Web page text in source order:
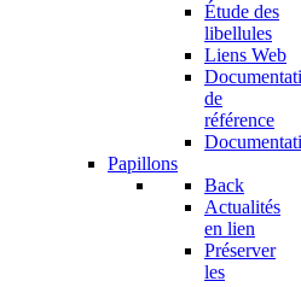
Étude des
libellules
Liens Web
de
référence
Papillons
Back
Actualités
en lien
Préserver
les